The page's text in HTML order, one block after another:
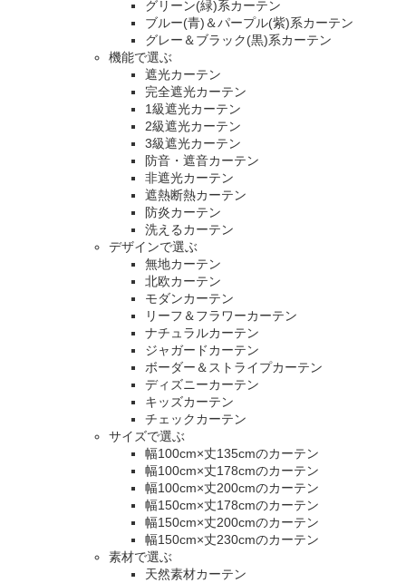
グリーン(緑)系カーテン
ブルー(青)＆パープル(紫)系カーテン
グレー＆ブラック(黒)系カーテン
機能で選ぶ
遮光カーテン
完全遮光カーテン
1級遮光カーテン
2級遮光カーテン
3級遮光カーテン
防音・遮音カーテン
非遮光カーテン
遮熱断熱カーテン
防炎カーテン
洗えるカーテン
デザインで選ぶ
無地カーテン
北欧カーテン
モダンカーテン
リーフ＆フラワーカーテン
ナチュラルカーテン
ジャガードカーテン
ボーダー＆ストライプカーテン
ディズニーカーテン
キッズカーテン
チェックカーテン
サイズで選ぶ
幅100cm×丈135cmのカーテン
幅100cm×丈178cmのカーテン
幅100cm×丈200cmのカーテン
幅150cm×丈178cmのカーテン
幅150cm×丈200cmのカーテン
幅150cm×丈230cmのカーテン
素材で選ぶ
天然素材カーテン